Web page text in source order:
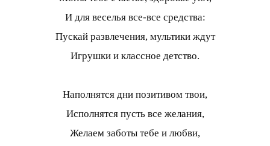
И для веселья все-все средства:
Пускай развлечения, мультики ждут
Игрушки и классное детство.
Наполнятся дни позитивом твои,
Исполнятся пусть все желания,
Желаем заботы тебе и любви,